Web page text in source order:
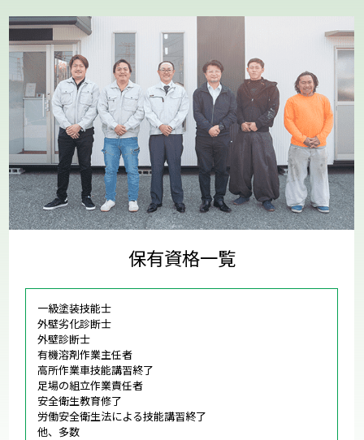
保有資格一覧
一級塗装技能士
外壁劣化診断士
外壁診断士
有機溶剤作業主任者
高所作業車技能講習終了
足場の組立作業責任者
安全衛生教育修了
労働安全衛生法による技能講習終了
他、多数